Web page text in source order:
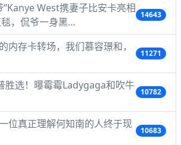
”Kanye West携妻子比安卡亮相
，侃爷一身黑…
14643
内存卡转场，我们慕容璟和，
11271
胜选！曝霉霉Ladygaga和吹牛
10782
位真正理解何知南的人终于现
10683